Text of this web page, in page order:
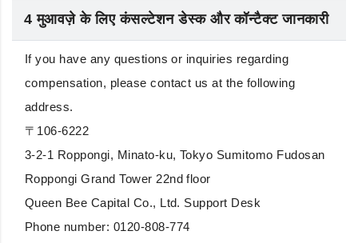
4 मुआवज़े के लिए कंसल्टेशन डेस्क और कॉन्टैक्ट जानकारी
If you have any questions or inquiries regarding
compensation, please contact us at the following
address.
〒106-6222
3-2-1 Roppongi, Minato-ku, Tokyo Sumitomo Fudosan
Roppongi Grand Tower 22nd floor
Queen Bee Capital Co., Ltd. Support Desk
Phone number: 0120-808-774